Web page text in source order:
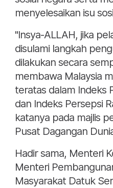
menyelesaikan isu
"Insya-ALLAH, jika
disulami langkah
dilakukan secara
membawa Malaysia
teratas dalam Indeks
dan Indeks Persepsi
katanya pada majlis
Pusat Dagangan
Hadir sama, Menteri
Menteri
Masyarakat Datuk